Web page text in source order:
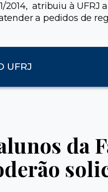
2014, atribuiu à
a pedidos de
UFRJ
da